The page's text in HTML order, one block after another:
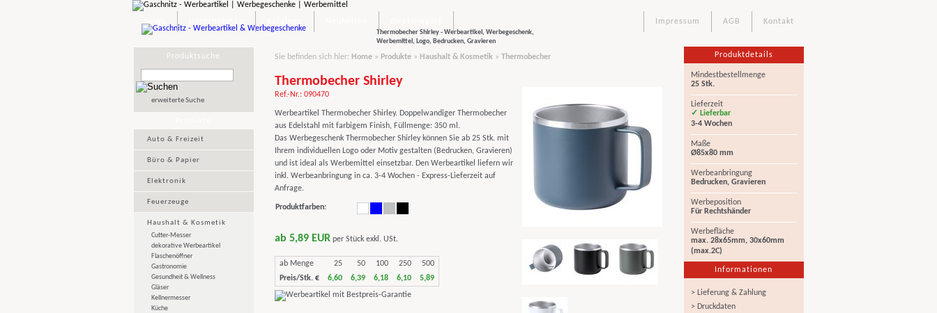
Thermobecher Shirley - Werbeartikel, Werbegeschenk,
Werbemittel, Logo, Bedrucken, Gravieren
Kontakt
AGB
Impressum
Produktsuche
erweiterte Suche
Auto & Freizeit
Büro & Papier
Elektronik
Feuerzeuge
Haushalt & Kosmetik
Cutter-Messer
dekorative Werbeartikel
Flaschenöffner
Gastronomie
Gesundheit & Wellness
Gläser
Kellnermesser
Küche
Sie befinden sich hier: Home» Produkte» Haushalt & Kosmetik» Thermobecher
Thermobecher Shirley
Ref.-Nr.: 090470
Werbeartikel Thermobecher Shirley. Doppelwandiger Thermobecher
aus Edelstahl mit farbigem Finish, Füllmenge: 350 ml.
Das Werbegeschenk Thermobecher Shirley können Sie ab 25 Stk. mit
Ihrem individuellen Logo oder Motiv gestalten (Bedrucken, Gravieren)
und ist ideal als Werbemittel einsetzbar. Den Werbeartikel liefern wir
inkl. Werbeanbringung in ca. 3-4 Wochen - Express-Lieferzeit auf
Anfrage.
Produktfarben:
ab 5,89 EURper Stück exkl. USt.
ab Menge 25 50 100 250
500
Preis/Stk. €
6,60 6,39 6,18 6,10 5,89
Produktdetails
Mindestbestellmenge
25 Stk.
Lieferzeit
✓ Lieferbar
3-4 Wochen
Maße
Ø85x80 mm
Werbeanbringung
Bedrucken, Gravieren
Werbeposition
Für Rechtshänder
Werbefläche
max. 28x65mm, 30x60mm
(max.2C)
Informationen
> Lieferung & Zahlung
> Druckdaten